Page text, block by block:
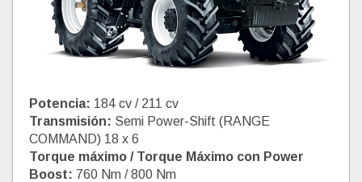
Potencia: 184 cv / 211 cv
Transmisión: Semi Power-Shift (RANGE
COMMAND) 18 x 6
Torque máximo / Torque Máximo con Power
Boost: 760 Nm / 800 Nm